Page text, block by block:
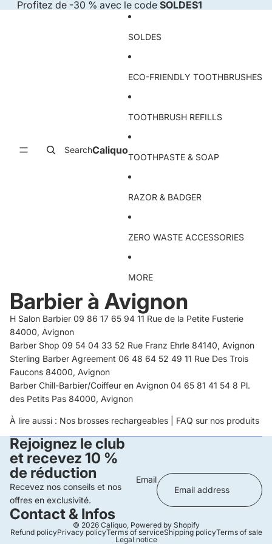
Profitez de -30 % avec le code SOLDES1
SearchCaliquo
SOLDES
ECO-FRIENDLY TOOTHBRUSHES
TOOTHBRUSH REFILLS
TOOTHPASTE & SOAP
RAZOR & BADGER
ZERO WASTE ACCESSORIES
MORE
Barbier à Avignon
H Salon Barbier 09 86 17 65 94 11 Rue de la Petite Fusterie
84000, Avignon
Barber Shop 09 54 04 33 52 Rue Franz Ehrle 84140, Avignon
Sterling Barber Agreement 06 48 64 52 49 11 Rue Des Trois
Faucons 84000, Avignon
Barber Chill-Barbier/Coiffeur en Avignon 04 65 81 41 54 8 Pl.
des Petits Pas 84000, Avignon
À lire aussi : Nos brosses rechargeables FAQ sur nos produits
Rejoignez le club
et recevez 10 %
de réduction
Recevez nos conseils et nos
offres en exclusivité.
Email
Contact & Infos
© 2026 Caliquo, Powered by Shopify
Refund policyPrivacy policyTerms of serviceShipping policyTerms of sale
Legal notice